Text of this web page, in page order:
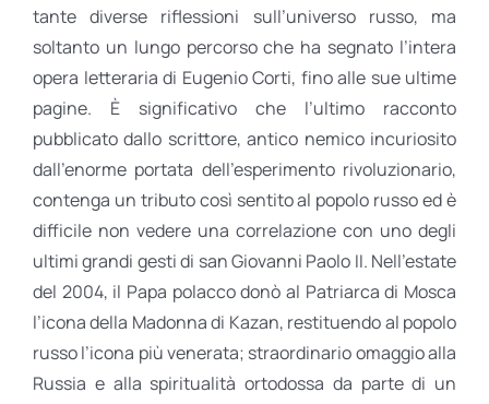
tante diverse riflessioni sull’universo russo, ma
soltanto un lungo percorso che ha segnato l’intera
opera letteraria di Eugenio Corti, fino alle sue ultime
pagine. È significativo che l’ultimo racconto
pubblicato dallo scrittore, antico nemico incuriosito
dall’enorme portata dell’esperimento rivoluzionario,
contenga un tributo così sentito al popolo russo ed è
difficile non vedere una correlazione con uno degli
ultimi grandi gesti di san Giovanni Paolo II. Nell’estate
del 2004, il Papa polacco donò al Patriarca di Mosca
l’icona della Madonna di Kazan, restituendo al popolo
russo l’icona più venerata; straordinario omaggio alla
Russia e alla spiritualità ortodossa da parte di un